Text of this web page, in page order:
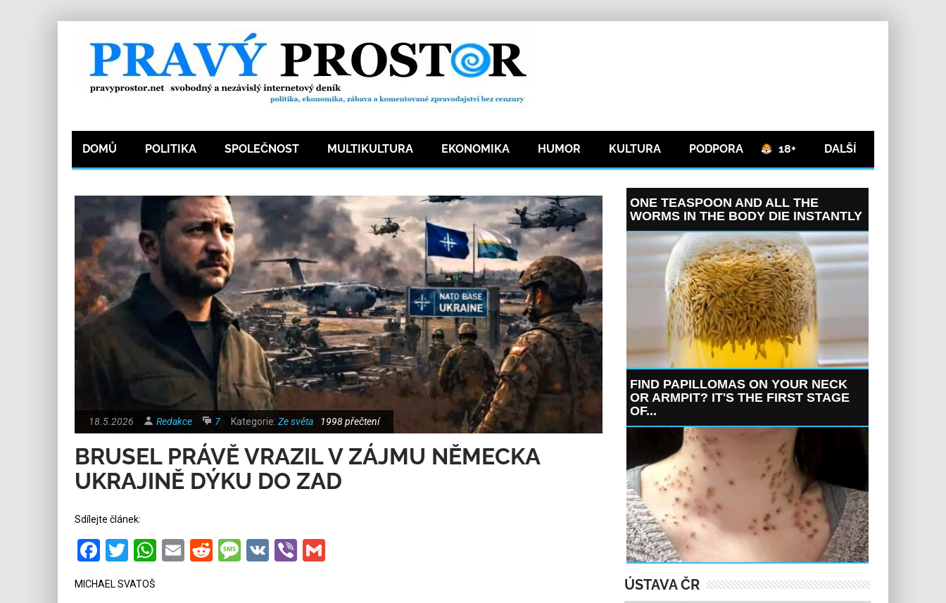
DOMŮ POLITIKA SPOLEČNOST MULTIKULTURA EKONOMIKA HUMOR KULTURA PODPORA 18+ DALŠÍ
18.5.2026 Redakce 7 Kategorie: Ze světa 1998 přečtení
BRUSEL PRÁVĚ VRAZIL V ZÁJMU NĚMECKA
UKRAJINĚ DÝKU DO ZAD
Sdílejte článek:
Facebook
Twitter
WhatsApp
EmailRedditMessage
VKViberGmail
MICHAEL SVATOŠ
ONE TEASPOON AND ALL THE
WORMS IN THE BODY DIE INSTANTLY
FIND PAPILLOMAS ON YOUR NECK
OR ARMPIT? IT'S THE FIRST STAGE
OF...
ÚSTAVA ČR